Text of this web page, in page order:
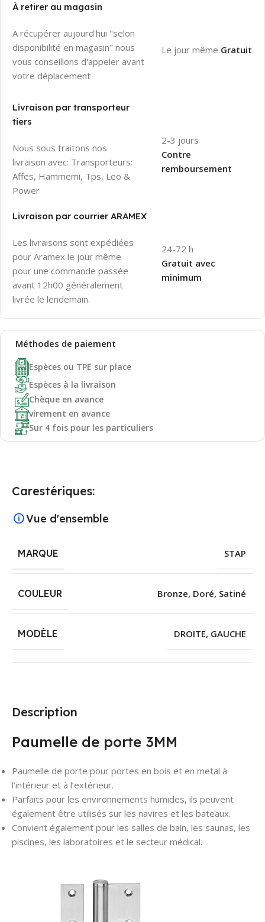
À retirer au magasin
A récupérer aujourd'hui "selon
disponibilité en magasin" nous
vous conseillons d'appeler avant
votre déplacement
Le jour même Gratuit
Livraison par transporteur
tiers
Nous sous traitons nos
livraison avec: Transporteurs:
Affes, Hammemi, Tps, Leo &
Power
2-3 jours
Contre
remboursement
Livraison par courrier ARAMEX
Les livraisons sont expédiées
pour Aramex le jour même
pour une commande passée
avant 12h00 généralement
livrée le lendemain.
24-72 h
Gratuit avec
minimum
Méthodes de paiement
Espèces ou TPE sur place
Espèces à la livraison
Chèque en avance
virement en avance
Sur 4 fois pour les particuliers
Description
Paumelle de porte 3MM
Paumelle de porte pour portes en bois et en metal à
l’intérieur et à l’extérieur.
Parfaits pour les environnements humides, ils peuvent
également être utilisés sur les navires et les bateaux.
Convient également pour les salles de bain, les saunas, les
piscines, les laboratoires et le secteur médical.
Carestériques:
Vue d'ensemble
MARQUE STAP
COULEUR Bronze, Doré, Satiné
MODÈLE DROITE, GAUCHE